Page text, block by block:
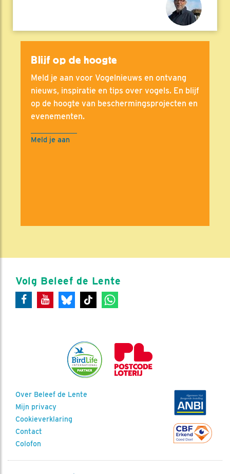
Blijf op de hoogte
Meld je aan voor Vogelnieuws en ontvang
nieuws, inspiratie en tips over vogels. En blijf
op de hoogte van beschermingsprojecten en
evenementen.
Meld je aan
Volg Beleef de Lente
Over Beleef de Lente
Mijn privacy
Cookieverklaring
Contact
Colofon